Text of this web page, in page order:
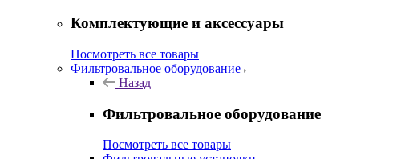
Комплектующие и аксессуары
Посмотреть все товары
Фильтровальное оборудование
Назад
Фильтровальное оборудование
Посмотреть все товары